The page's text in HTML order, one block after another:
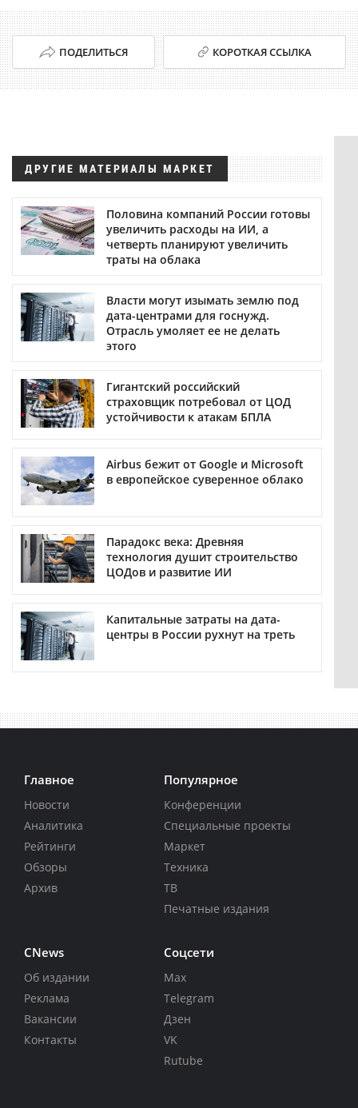
ПОДЕЛИТЬСЯ КОРОТКАЯ ССЫЛКА
ДРУГИЕ МАТЕРИАЛЫ МАРКЕТ
Половина компаний России готовы
увеличить расходы на ИИ, а
четверть планируют увеличить
траты на облака
Власти могут изымать землю под
дата-центрами для госнужд.
Отрасль умоляет ее не делать
этого
Гигантский российский
страховщик потребовал от ЦОД
устойчивости к атакам БПЛА
Airbus бежит от Google и Microsoft
в европейское суверенное облако
Парадокс века: Древняя
технология душит строительство
ЦОДов и развитие ИИ
Капитальные затраты на дата-
центры в России рухнут на треть
Главное
Новости
Аналитика
Рейтинги
Обзоры
Архив
Популярное
Конференции
Специальные проекты
Маркет
Техника
ТВ
Печатные издания
CNews
Об издании
Реклама
Вакансии
Контакты
Соцсети
Max
Telegram
Дзен
VK
Rutube